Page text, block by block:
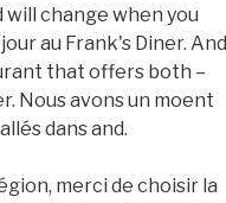
change when you
au Frank's Diner. And
that offers both –
Nous avons un moent
dans and.
merci de choisir la